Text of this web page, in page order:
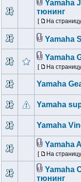
Yamaha
тюнинг
[ На
Yamaha
Yamaha
[ На
Yamaha
Yamaha
Yamaha
Yamaha
[ На
Yamaha
тюнинг